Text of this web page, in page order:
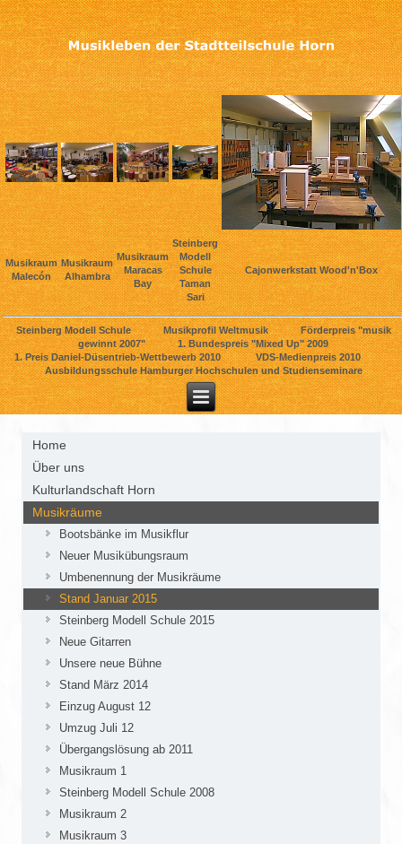
Musikraum
Malecón
Musikraum
Alhambra
Musikraum
Maracas
Bay
Steinberg
Modell
Schule
Taman
Sari
Cajonwerkstatt Wood'n'Box
Steinberg Modell Schule Musikprofil Weltmusik Förderpreis "musik
gewinnt 2007" 1. Bundespreis "Mixed Up" 2009
1. Preis Daniel-Düsentrieb-Wettbewerb 2010 VDS-Medienpreis 2010
Ausbildungsschule Hamburger Hochschulen und Studienseminare
Home
Über uns
Kulturlandschaft Horn
Musikräume
Bootsbänke im Musikflur
Neuer Musikübungsraum
Umbenennung der Musikräume
Stand Januar 2015
Steinberg Modell Schule 2015
Neue Gitarren
Unsere neue Bühne
Stand März 2014
Einzug August 12
Umzug Juli 12
Übergangslösung ab 2011
Musikraum 1
Steinberg Modell Schule 2008
Musikraum 2
Musikraum 3